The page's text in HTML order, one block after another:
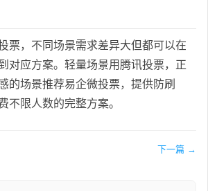
票，不同场景需求差异大但都可以在
对应方案。轻量场景用腾讯投票，正
的场景推荐易企微投票，提供防刷
不限人数的完整方案。
下一篇 →